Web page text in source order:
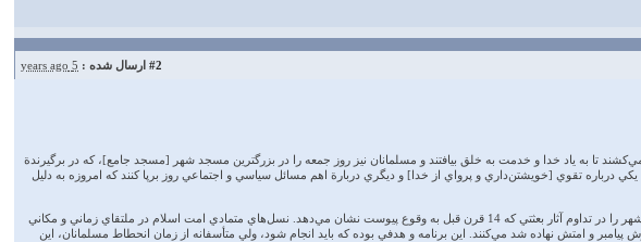
#2 ارسال شده : 5 years ago
تا به ياد خدا و خدمت به خلق بيافتند و مسلمانان نيز روز جمعه را در بزرگترين مسجد شهر [مسجد جامع]، كه در برگيرندة
درباره تقوي [خويشتن‌داري و پرواي از خدا] و ديگري دربارة اهم مسائل سياسي و اجتماعي روز برپا كنند كه امروزه به دليل
نام اين سوره كه از نهمين آيه آن اخذ شده است، نقش عظيم نماز جمعه با اجتماع مسلمين در مسجد جامع شهر را در تداوم آثار بعثتي كه 14 قرن قبل به وقوع پيوست نشان مي‌دهد. نسل‌هاي متمادي امت اسلام در ملتقاي زماني و مكاني
و امتش نهاده شد مي‌كنند. اين برنامه و هدفي بوده كه بايد انجام شود، ولي متأسفانه از زمان انحطاط مسلمانان، اين